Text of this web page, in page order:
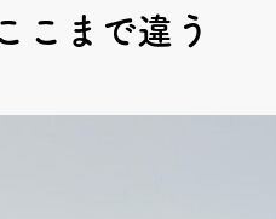
こまで違う